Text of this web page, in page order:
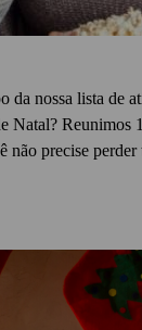
da nossa lista de
Natal? Reunimos
não precise